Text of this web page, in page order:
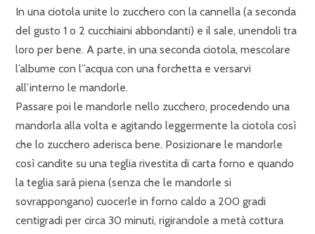
In una ciotola unite lo zucchero con la cannella (a seconda
del gusto 1 o 2 cucchiaini abbondanti) e il sale, unendoli tra
loro per bene. A parte, in una seconda ciotola, mescolare
l’albume con l”acqua con una forchetta e versarvi
all’interno le mandorle.
Passare poi le mandorle nello zucchero, procedendo una
mandorla alla volta e agitando leggermente la ciotola così
che lo zucchero aderisca bene. Posizionare le mandorle
così candite su una teglia rivestita di carta forno e quando
la teglia sarà piena (senza che le mandorle si
sovrappongano) cuocerle in forno caldo a 200 gradi
centigradi per circa 30 minuti, rigirandole a metà cottura